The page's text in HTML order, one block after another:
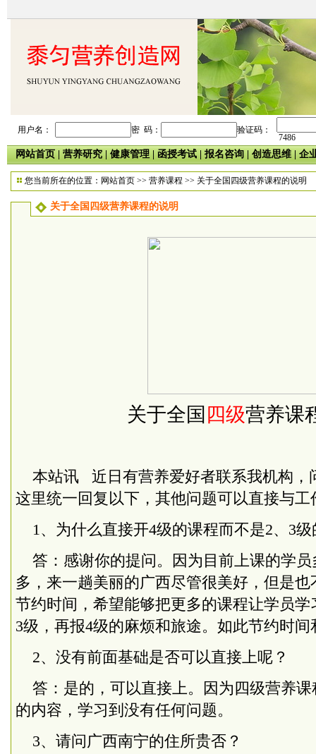
用户名： 密 码： 验证码：
7486
网站首页 营养研究 健康管理 函授考试 报名咨询 创造思维| 企
您当前所在的位置： 网站首页 >> 营养课程 >> 关于全国四级营养课程的说明
关于全国四级营养课程的说明
关于全国 四级营养课
本站讯 近日有营养爱好者联系我机构，
这里统一回复以下，其他问题可以直接与
1、为什么直接开4级的课程而不是2、3级
答：感谢你的提问。因为目前上课的学员
多，来一趟美丽的广西尽管很美好，但是
节约时间，希望能够把更多的课程让学员
3级，再报4级的麻烦和旅途。如此节约时间
2、没有前面基础是否可以直接上呢？
答：是的，可以直接上。因为四级营养课
的内容，学习到没有任何问题。
3、请问广西南宁的住所贵否？